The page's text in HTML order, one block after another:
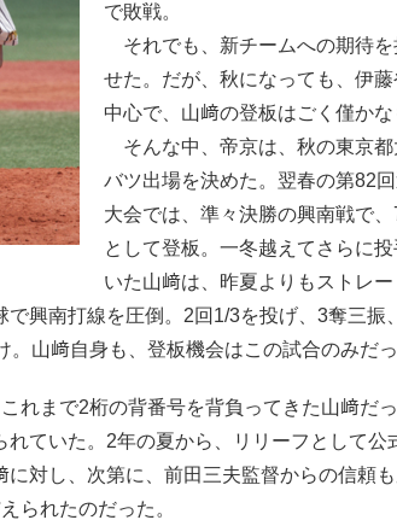
で敗戦。
それでも、新チームへの期待を
せた。だが、秋になっても、伊
中心で、山﨑の登板はごく僅かな
そんな中、帝京は、秋の東京都
バツ出場を決めた。翌春の第82
大会では、準々決勝の興南戦で
として登板。一冬越えてさらに
いた山﨑は、昨夏よりもストレー
で興南打線を圧倒。2回1/3を投げ、3奪三振
。山﨑自身も、登板機会はこの試合のみだっ
れまで2桁の背番号を背負ってきた山﨑だ
れていた。2年の夏から、リリーフとして公
に対し、次第に、前田三夫監督からの信頼
られたのだった。